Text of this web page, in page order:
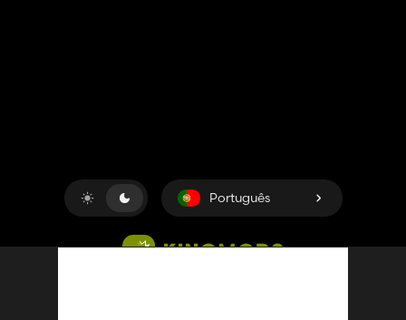
Português